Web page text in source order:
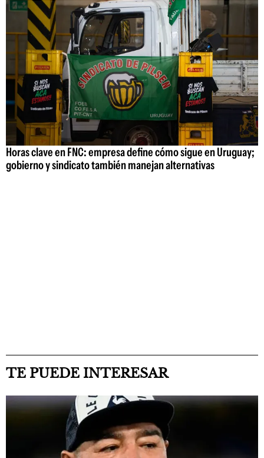
Horas clave en FNC: empresa define cómo sigue en Uruguay;
gobierno y sindicato también manejan alternativas
TE PUEDE INTERESAR